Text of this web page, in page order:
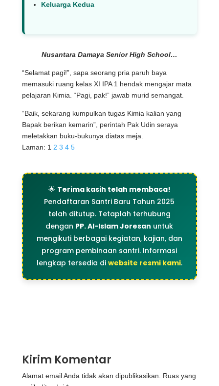
Keluarga Kedua
Nusantara Damaya Senior High School…
“Selamat pagi!”, sapa seorang pria paruh baya
memasuki ruang kelas XI IPA 1 hendak mengajar mata
pelajaran Kimia. “Pagi, pak!” jawab murid semangat.
“Baik, sekarang kumpulkan tugas Kimia kalian yang
Bapak berikan kemarin”, perintah Pak Udin seraya
meletakkan buku-bukunya diatas meja.
Laman: 1 2 3 4 5
🌟 Terima kasih telah membaca!
Pendaftaran Santri Baru Tahun 2025
telah ditutup. Tetaplah terhubung
dengan PP. Al-Islam Joresan untuk
mengikuti berbagai kegiatan, kajian, dan
program pembinaan santri. Informasi
lengkap tersedia di website resmi kami.
Kirim Komentar
Alamat email Anda tidak akan dipublikasikan.
Ruas yang